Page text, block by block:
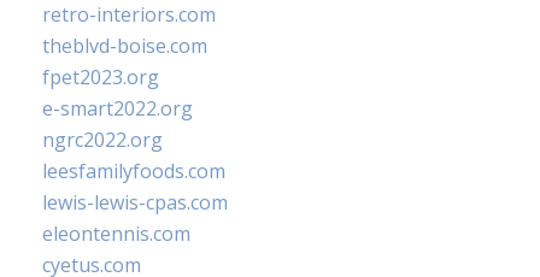
retro-interiors.com
theblvd-boise.com
fpet2023.org
e-smart2022.org
ngrc2022.org
leesfamilyfoods.com
lewis-lewis-cpas.com
eleontennis.com
cyetus.com